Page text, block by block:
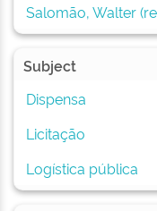
Salomão, Walter
Subject
Dispensa
Licitação
Logística pública